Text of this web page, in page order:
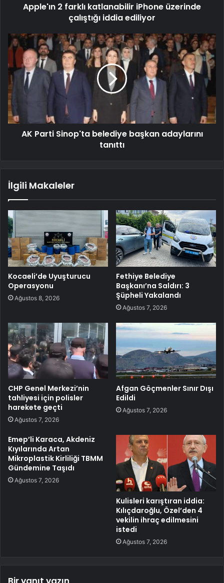
Apple'ın 2 farklı katlanabilir iPhone üzerinde
çalıştığı iddia ediliyor
AK Parti Sinop'ta belediye başkan adaylarını
tanıttı
İlgili Makaleler
Kocaeli’de Uyuşturucu
Operasyonu
Ağustos 8, 2026
Fethiye Belediye
Başkanı’na Saldırı: 3
Şüpheli Yakalandı
Ağustos 7, 2026
CHP Genel Merkezi’nin
tahliyesi için polisler
harekete geçti
Ağustos 7, 2026
Afgan Göçmenler Sınır Dışı
Edildi
Ağustos 7, 2026
Emep’li Karaca, Akdeniz
Kıyılarında Artan
Mikroplastik Kirliliği TBMM
Gündemine Taşıdı
Ağustos 7, 2026
Kulisleri karıştıran iddia:
Kılıçdaroğlu, Özel’den 4
vekilin ihraç edilmesini
istedi
Ağustos 7, 2026